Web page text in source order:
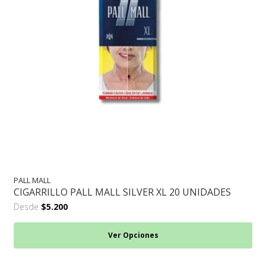
PALL MALL
CIGARRILLO PALL MALL SILVER XL 20 UNIDADES
Desde $5.200
Ver Opciones